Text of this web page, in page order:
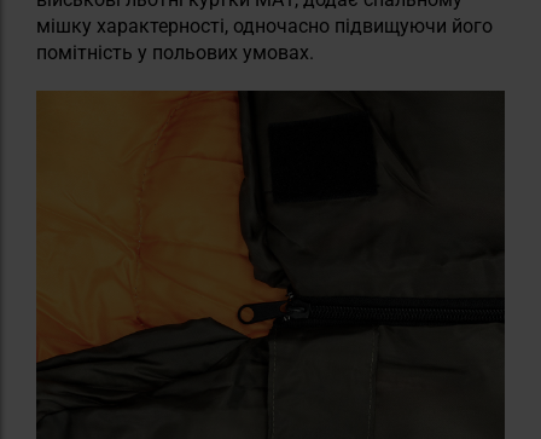
мішку характерності, одночасно підвищуючи його
помітність у польових умовах.